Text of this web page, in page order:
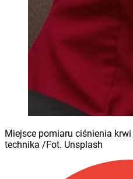
Miejsce pomiaru ciśnienia
technika /Fot. Unsplash